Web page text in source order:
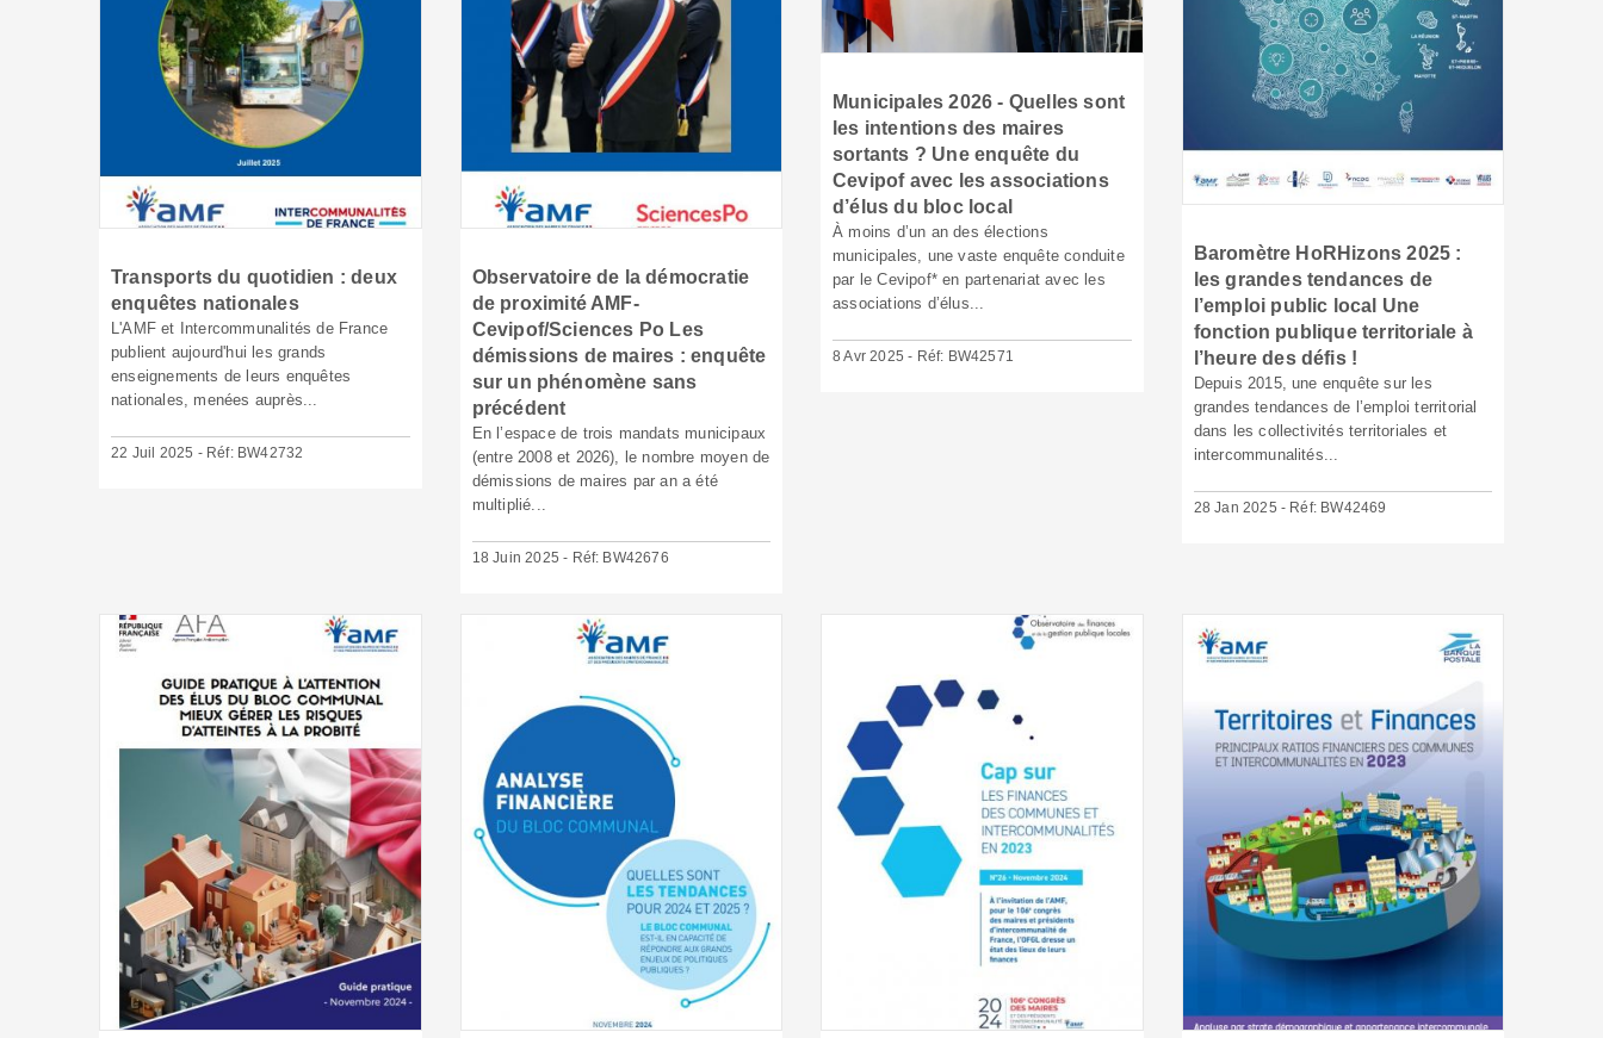
Transports du quotidien : deux
enquêtes nationales
L'AMF et Intercommunalités de France
publient aujourd'hui les grands
enseignements de leurs enquêtes
nationales, menées auprès...
22 Juil 2025 - Réf: BW42732
Observatoire de la démocratie
de proximité AMF-
Cevipof/Sciences Po Les
démissions de maires : enquête
sur un phénomène sans
précédent
En l’espace de trois mandats municipaux
(entre 2008 et 2026), le nombre moyen de
démissions de maires par an a été
multiplié...
18 Juin 2025 - Réf: BW42676
Municipales 2026 - Quelles sont
les intentions des maires
sortants ? Une enquête du
Cevipof avec les associations
d’élus du bloc local
À moins d’un an des élections
municipales, une vaste enquête conduite
par le Cevipof* en partenariat avec les
associations d’élus...
8 Avr 2025 - Réf: BW42571
Baromètre HoRHizons 2025 :
les grandes tendances de
l’emploi public local Une
fonction publique territoriale à
l’heure des défis !
Depuis 2015, une enquête sur les
grandes tendances de l’emploi territorial
dans les collectivités territoriales et
intercommunalités...
28 Jan 2025 - Réf: BW42469